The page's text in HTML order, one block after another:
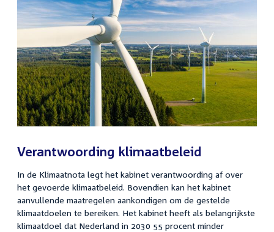
Verantwoording klimaatbeleid
In de Klimaatnota legt het kabinet verantwoording af over
het gevoerde klimaatbeleid. Bovendien kan het kabinet
aanvullende maatregelen aankondigen om de gestelde
klimaatdoelen te bereiken. Het kabinet heeft als belangrijkste
klimaatdoel dat Nederland in 2030 55 procent minder